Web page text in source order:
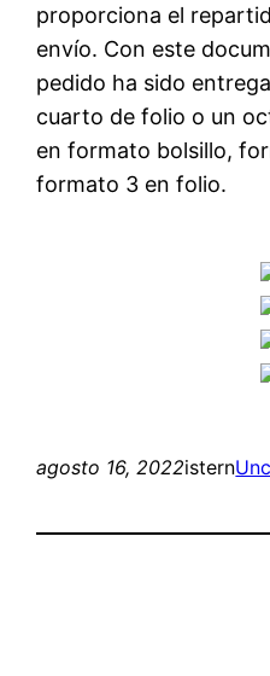
proporciona el
envío. Con este
pedido ha sido
cuarto de folio o un
en formato bolsillo,
formato 3 en folio.
agosto 16, 2022istern